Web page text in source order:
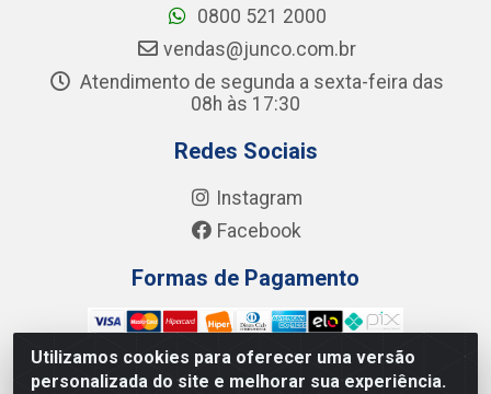
Utilizamos cookies para oferecer uma versão
personalizada do site e melhorar sua experiência.
0800 521 2000
vendas@junco.com.br
Atendimento de segunda a sexta-feira das
08h às 17:30
Redes Sociais
Instagram
Facebook
Formas de Pagamento